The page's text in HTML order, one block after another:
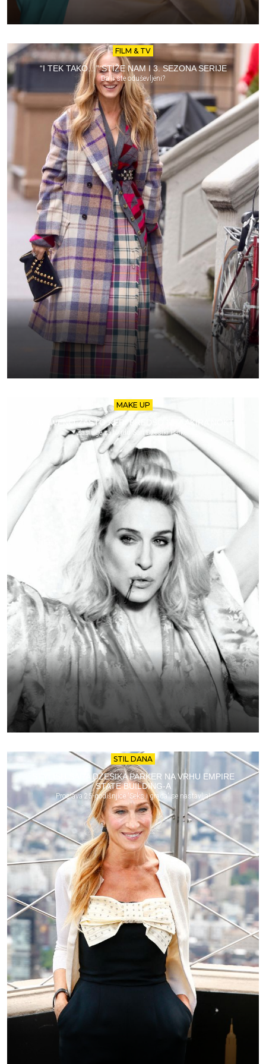
FILM & TV
“I TEK TAKO…” STIŽE NAM I 3. SEZONA SERIJE
Da li ste oduševljeni?
MAKE UP
OTKRIVENO ZAŠTO KERI BREDŠO NE LAKIRA NOKTE
Zasluge za to idu Sari Džesiki Parker
STIL DANA
STYLISH SARA DŽESIKA PARKER NA VRHU EMPIRE
STATE BUILDING-A
Proslava 25-godišnjice 'Seks i grada' se nastavlja!